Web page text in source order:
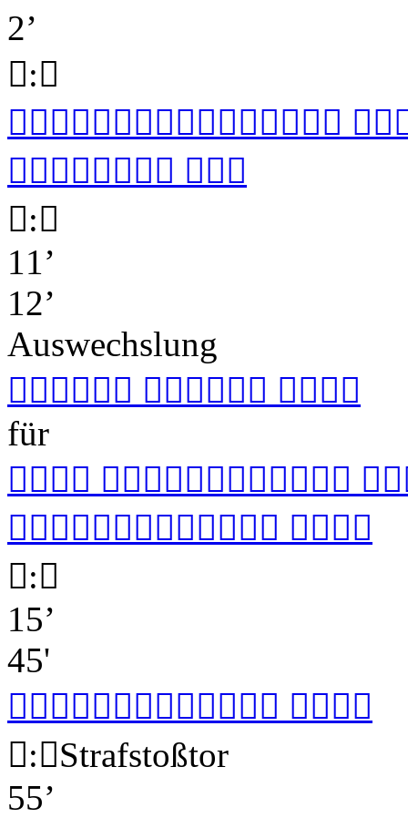
2’
:

 
:
11’
12’
Auswechslung
  
für
 
 
:
15’
45'
 
:Strafstoßtor
55’